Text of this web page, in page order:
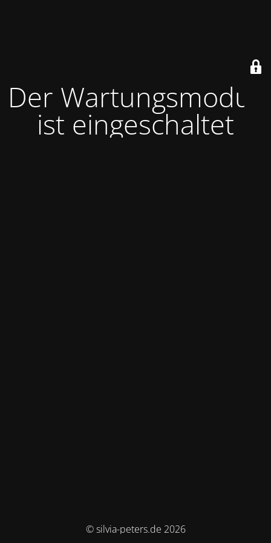
Der Wartungsmodus
ist eingeschaltet
© silvia-peters.de 2026